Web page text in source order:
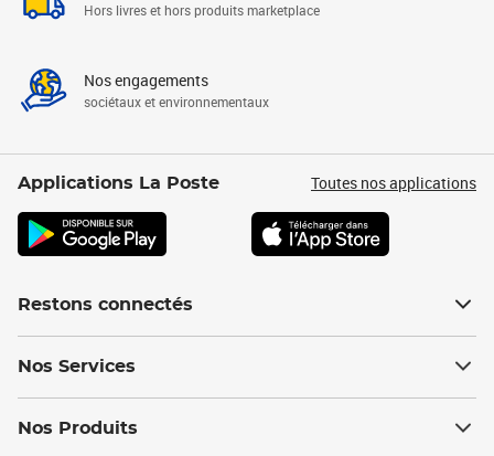
Hors livres et hors produits marketplace
Nos engagements
sociétaux et environnementaux
Applications La Poste Toutes nos applications
Restons connectés
Nos Services
Nos Produits